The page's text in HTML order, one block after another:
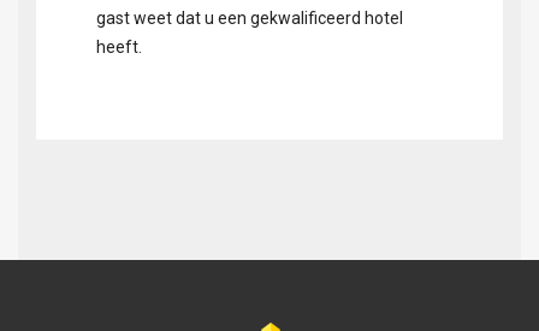
gast weet dat u een gekwalificeerd hotel
heeft.